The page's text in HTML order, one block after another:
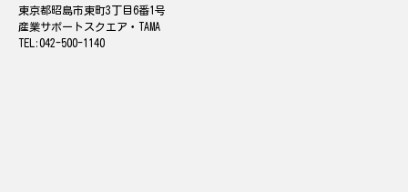
東京都昭島市東町3丁目6番1号
産業サポートスクエア・TAMA
042-500-1140